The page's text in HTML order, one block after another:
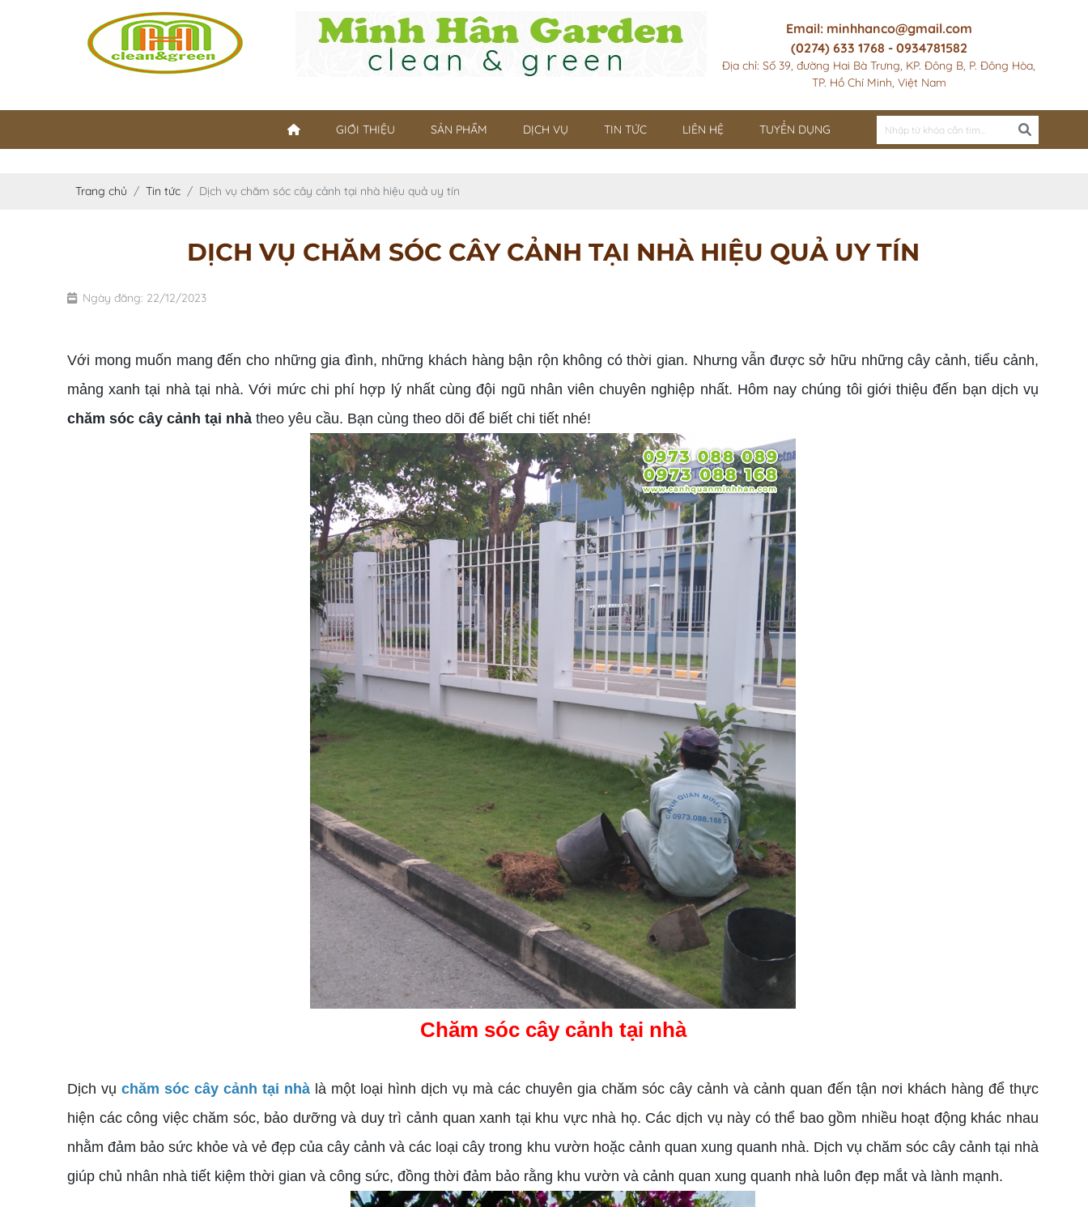
Email: minhhanco@gmail.com
(0274) 633 1768 - 0934781582
Địa chỉ: Số 39, đường Hai Bà Trưng, KP. Đông B, P. Đông Hòa,
TP. Hồ Chí Minh, Việt Nam
GIỚI THIỆU SẢN PHẨM DỊCH VỤ TIN TỨC LIÊN HỆ TUYỂN DỤNG
Trang chủ Tin tức Dịch vụ chăm sóc cây cảnh tại nhà hiệu quả uy tín
DỊCH VỤ CHĂM SÓC CÂY CẢNH TẠI NHÀ HIỆU QUẢ UY TÍN
Ngày đăng: 22/12/2023
Với mong muốn mang đến cho những gia đình, những khách hàng bận rộn không có thời gian. Nhưng vẫn được sở hữu những cây cảnh, tiểu cảnh,
mảng xanh tại nhà tại nhà. Với mức chi phí hợp lý nhất cùng đội ngũ nhân viên chuyên nghiệp nhất. Hôm nay chúng tôi giới thiệu đến bạn dịch vụ
chăm sóc cây cảnh tại nhà theo yêu cầu. Bạn cùng theo dõi để biết chi tiết nhé!
Chăm sóc cây cảnh tại nhà
Dịch vụ chăm sóc cây cảnh tại nhà là một loại hình dịch vụ mà các chuyên gia chăm sóc cây cảnh và cảnh quan đến tận nơi khách hàng để thực
hiện các công việc chăm sóc, bảo dưỡng và duy trì cảnh quan xanh tại khu vực nhà họ. Các dịch vụ này có thể bao gồm nhiều hoạt động khác nhau
nhằm đảm bảo sức khỏe và vẻ đẹp của cây cảnh và các loại cây trong khu vườn hoặc cảnh quan xung quanh nhà. Dịch vụ chăm sóc cây cảnh tại nhà
giúp chủ nhân nhà tiết kiệm thời gian và công sức, đồng thời đảm bảo rằng khu vườn và cảnh quan xung quanh nhà luôn đẹp mắt và lành mạnh.